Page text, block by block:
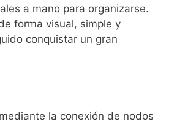
a mano para organizarse.
forma visual, simple y
conquistar un gran
la conexión de nodos